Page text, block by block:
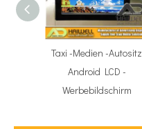
Taxi -Medien -Autositz
Android LCD -
Werbebildschirm